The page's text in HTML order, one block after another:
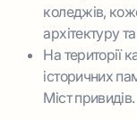
коледжів,
архітектуру
На території
історичних
Міст привидів.